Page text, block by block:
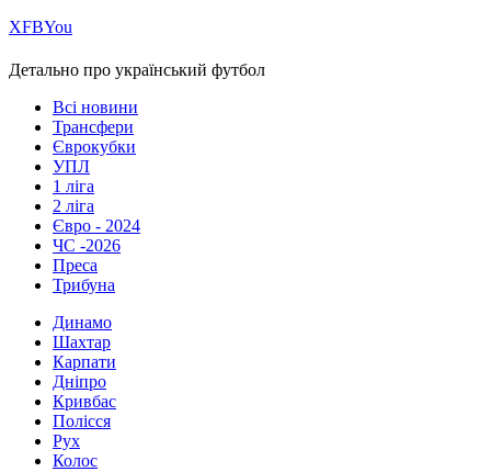
ХFBYou
Детально про український футбол
Всі новини
Трансфери
Єврокубки
УПЛ
1 ліга
2 ліга
Євро - 2024
ЧС -2026
Преса
Трибуна
Динамо
Шахтар
Карпати
Дніпро
Кривбас
Полісся
Рух
Колос